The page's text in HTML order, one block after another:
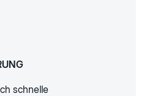
schnelle